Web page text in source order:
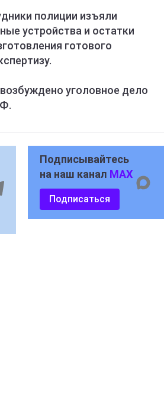
полиции изъяли
устройства и остатки
готового
уголовное дело
Подписывайтесь
на наш канал MAX
Подписаться